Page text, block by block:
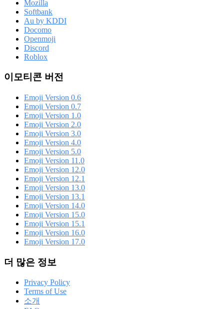
Mozilla
Softbank
Au by KDDI
Docomo
Openmoji
Discord
Roblox
이모티콘 버전
Emoji Version 0.6
Emoji Version 0.7
Emoji Version 1.0
Emoji Version 2.0
Emoji Version 3.0
Emoji Version 4.0
Emoji Version 5.0
Emoji Version 11.0
Emoji Version 12.0
Emoji Version 12.1
Emoji Version 13.0
Emoji Version 13.1
Emoji Version 14.0
Emoji Version 15.0
Emoji Version 15.1
Emoji Version 16.0
Emoji Version 17.0
더 많은 정보
Privacy Policy
Terms of Use
소개